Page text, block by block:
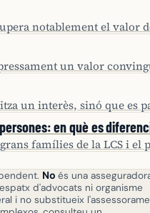
notablement el valor
un valor
un interès, sinó que es
en què es
famílies de la LCS i
No és una
d'advocats ni organisme
i no substitueix